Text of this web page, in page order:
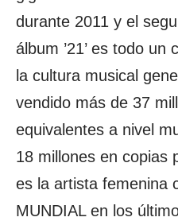
durante 2011 y el
álbum ’21’ es todo
la cultura musical
vendido más de 37
equivalentes a nivel
18 millones en copias
es la artista femenina
MUNDIAL en los